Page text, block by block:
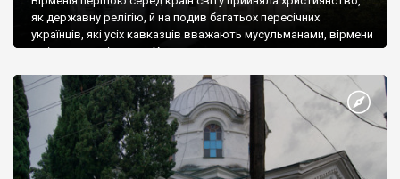
як державну релігію, й на подив багатьох пересічних
українців, які усіх кавказців вважають мусульманами, вірмени
є відданими вірянами Христа